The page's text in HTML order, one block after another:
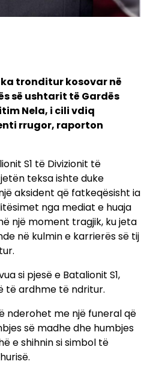
tronditur kosovar në
së ushtarit të Gardës
Nela, i cili vdiq
rrugor, raporton
S1 të Divizionit të
teksa ishte duke
aksident që fatkeqësisht ia
nga mediat e huaja
një moment tragjik, ku jeta
në kulmin e karrierës së tij
si pjesë e Batalionit S1,
të ardhme të ndritur.
nderohet me një funeral që
së madhe dhe humbjes
e shihnin si simbol të